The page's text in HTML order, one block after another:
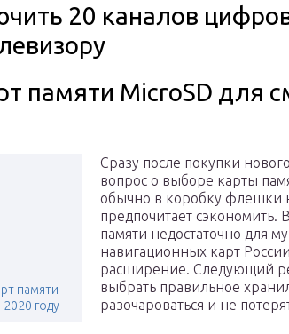
20 каналов
памяти MicroSD для
памяти
году
Сразу после покупки
вопрос о выборе карты
обычно в коробку флешки
предпочитает сэкономить.
памяти недостаточно для
навигационных карт
расширение. Следующий
выбрать правильное
разочароваться и не